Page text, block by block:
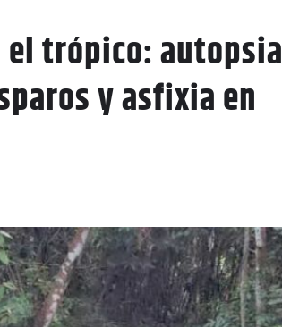
trópico: autopsia
y asfixia en